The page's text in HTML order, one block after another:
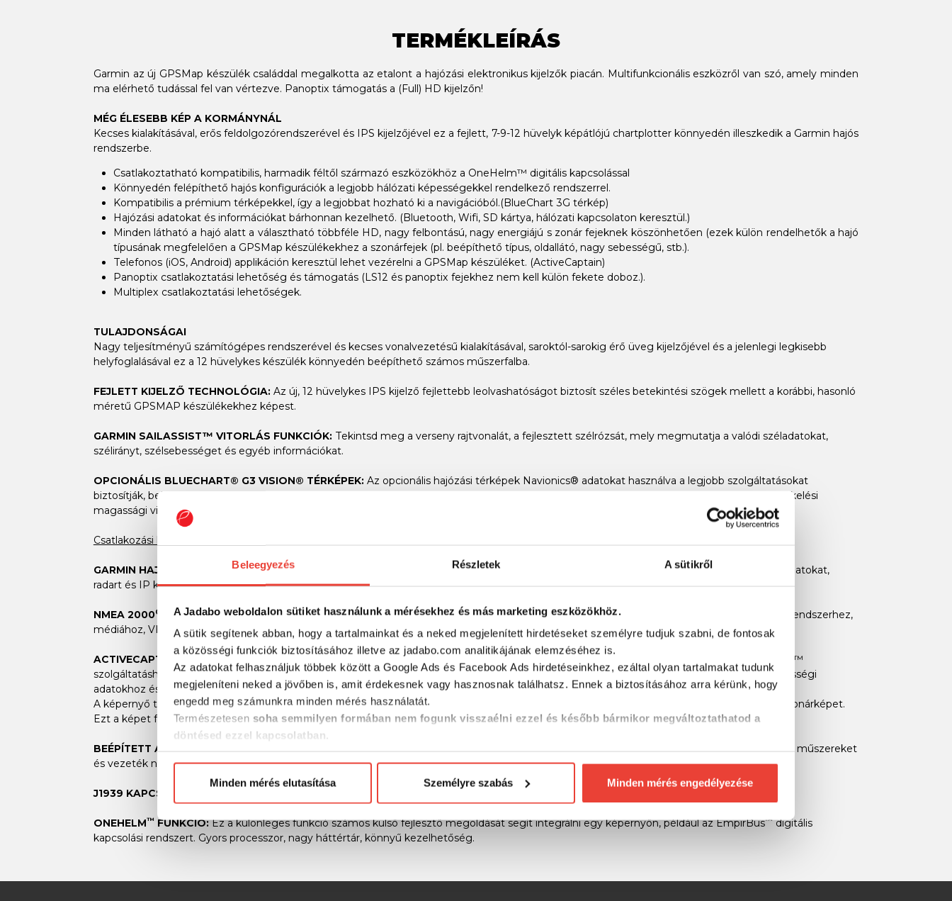
Beleegyezés Részletek A sütikről
A Jadabo weboldalon sütiket használunk a mérésekhez és más marketing eszközökhöz.
A sütik segítenek abban, hogy a tartalmainkat és a neked megjelenített hirdetéseket személyre tudjuk szabni, de fontosak
a közösségi funkciók biztosításához illetve az jadabo.com analitikájának elemzéséhez is.
Az adatokat felhasználjuk többek között a Google Ads és Facebook Ads hirdetéseinkhez, ezáltal olyan tartalmakat tudunk
megjeleníteni neked a jövőben is, amit érdekesnek vagy hasznosnak találhatsz. Ennek a biztosításához arra kérünk, hogy
engedd meg számunkra minden mérés használatát.
Természetesen soha semmilyen formában nem fogunk visszaélni ezzel és később bármikor megváltoztathatod a
döntésed ezzel kapcsolatban.
Előre is köszönjük!
Minden mérés elutasítása Személyre szabás Minden mérés engedélyezése
TERMÉKLEÍRÁS
Garmin az új GPSMap készülék családdal megalkotta az etalont a hajózási elektronikus kijelzők piacán. Multifunkcionális eszközről van szó, amely minden
ma elérhető tudással fel van vértezve. Panoptix támogatás a (Full) HD kijelzőn!
MÉG ÉLESEBB KÉP A KORMÁNYNÁL
Kecses kialakításával, erős feldolgozórendszerével és IPS kijelzőjével ez a fejlett, 7-9-12 hüvelyk képátlójú chartplotter könnyedén illeszkedik a Garmin hajós
rendszerbe.
Csatlakoztatható kompatibilis, harmadik féltől származó eszközökhöz a OneHelm™ digitális kapcsolással
Könnyedén felépíthető hajós konfigurációk a legjobb hálózati képességekkel rendelkező rendszerrel.
Kompatibilis a prémium térképekkel, így a legjobbat hozható ki a navigációból.(BlueChart 3G térkép)
Hajózási adatokat és információkat bárhonnan kezelhető. (Bluetooth, Wifi, SD kártya, hálózati kapcsolaton keresztül.)
Minden látható a hajó alatt a választható többféle HD, nagy felbontású, nagy energiájú s zonár fejeknek köszönhetően (ezek külön rendelhetők a hajó
típusának megfelelően a GPSMap készülékekhez a szonárfejek (pl. beépíthető típus, oldallátó, nagy sebességű, stb.).
Telefonos (iOS, Android) applikáción keresztül lehet vezérelni a GPSMap készüléket. (ActiveCaptain)
Panoptix csatlakoztatási lehetőség és támogatás (LS12 és panoptix fejekhez nem kell külön fekete doboz.).
Multiplex csatlakoztatási lehetőségek.
TULAJDONSÁGAI
Nagy teljesítményű számítógépes rendszerével és kecses vonalvezetésű kialakításával, saroktól-sarokig érő üveg kijelzőjével és a jelenlegi legkisebb
helyfoglalásával ez a 12 hüvelykes készülék könnyedén beépíthető számos műszerfalba.
FEJLETT KIJELZŐ TECHNOLÓGIA: Az új, 12 hüvelykes IPS kijelző fejlettebb leolvashatóságot biztosít széles betekintési szögek mellett a korábbi, hasonló
méretű GPSMAP készülékekhez képest.
GARMIN SAILASSIST™ VITORLÁS FUNKCIÓK: Tekintsd meg a verseny rajtvonalát, a fejlesztett szélrózsát, mely megmutatja a valódi széladatokat,
szélirányt, szélsebességet és egyéb információkat.
OPCIONÁLIS BLUECHART® G3 VISION® TÉRKÉPEK: Az opcionális hajózási térképek Navionics® adatokat használva a legjobb szolgáltatásokat
biztosítják, beleértve az automatikus útvonaltervezés ( Auto Guidance) funkciót, amely figyelembe veszi az ár-apály meder , vagy híd alatti átkelési
magassági viszonyokat a tervezés során. HD és full HD, nagy betekintési szögű, IPS kijelző
Csatlakozási lehetőségek:
GARMIN HAJÓZÁSI HÁLÓZAT:Ha több, kompatibilis Garmin eszköz van a hajón, akkor azok információit – például térképeket, felhasználói adatokat,
radart és IP kamera videókat – oszthatják meg egymással.
NMEA 2000® ÉS NMEA 0183 HÁLÓZATOK:Csatlakozz kompatibilis autopilothoz, digitális kapcsolóhoz, időjárásvevőhöz, Fusion-Link™ audiorendszerhez,
médiához, VHF-hez, AIS-hez és egyebekhez, melyeket egy képernyőn láthatsz.
ACTIVECAPTAIN ® APPLICATIO:
Beépített Wi-Fi®-n keresztül csatlakozhatsz az ingyenes mobilalkalmazással, így hozzáférhetsz a OneChart™
szolgáltatáshoz, intelligens értesítésekhez, szoftverfrissítésekhez, a Garmin Helm™ digitális kapcsolóvezérléshez, a Garmin Quickdraw™ közösségi
adatokhoz és még számos egyébhez.
A képernyő tükrözés alapfunkció, így akár telefonról és táblagépről is lehet vezérelni a készüléket, vagy második képernyőként lehet látni a szonárképet.
Ezt a képet fel is lehet venni.
BEÉPÍTETT ANT® TECHNOLÓGIA: Csatlakoztasd kedvenc eszközeid, például a Quatix tengeri órát, gWind 2 széljeladókat, GNX™ Wind hajós műszereket
és vezeték nélküli távirányítót. így pl. az órádon is látható a vitorlás pontos helyzeta az óra térképén.
J1939 KAPCSOLÓDÁS : Számos motor típussal kapcsolódhat a chartplotter, akár egyes Yamahákkal is.
ONEHELM™ FUNKCIÓ:Ez a különleges funkció számos külső fejlesztő megoldását segít integrálni egy képernyőn, például az EmpirBus™digitális
kapcsolási rendszert. Gyors processzor, nagy háttértár, könnyű kezelhetőség.